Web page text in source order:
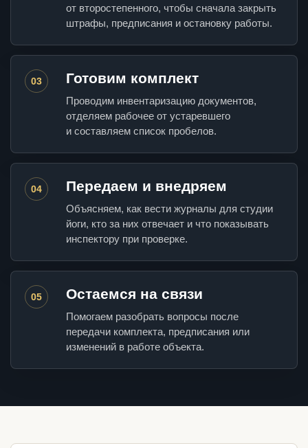
от второстепенного, чтобы сначала закрыть
штрафы, предписания и остановку работы.
03 Готовим комплект
Проводим инвентаризацию документов,
отделяем рабочее от устаревшего
и составляем список пробелов.
04 Передаем и внедряем
Объясняем, как вести журналы для студии
йоги, кто за них отвечает и что показывать
инспектору при проверке.
05 Остаемся на связи
Помогаем разобрать вопросы после
передачи комплекта, предписания или
изменений в работе объекта.